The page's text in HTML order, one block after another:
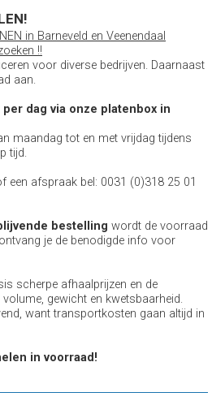
in Barneveld en Veenendaal
!!
voor diverse bedrijven. Daarnaast
aan.
dag via onze platenbox in
maandag tot en met vrijdag tijdens
tijd.
afspraak bel: 0031 (0)318 25 01
bestelling wordt de voorraad
je de benodigde info voor
scherpe afhaalprijzen en de
gewicht en kwetsbaarheid.
want transportkosten gaan altijd in
in voorraad!